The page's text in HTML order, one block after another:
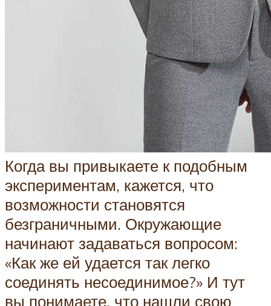
Когда вы привыкаете к подобным
экспериментам, кажется, что
возможности становятся
безграничными. Окружающие
начинают задаваться вопросом:
«Как же ей удается так легко
соединять несоединимое?» И тут
вы понимаете, что нашли свою